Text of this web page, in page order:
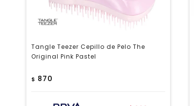
Tangle Teezer Cepillo de Pelo The
Original Pink Pastel
$ 870